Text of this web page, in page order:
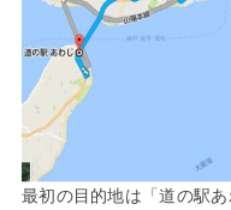
最初の目的地は「道の駅